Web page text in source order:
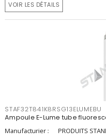
VOIR LES DÉTAILS
STAF32T841K8RSG13ELUMEBU
Ampoule E-Lume tube
Manufacturier :
PRODUITS